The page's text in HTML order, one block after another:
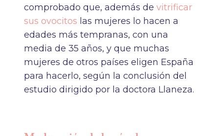
comprobado que, además de vitrificar
sus ovocitos las mujeres lo hacen a
edades más tempranas, con una
media de 35 años, y que muchas
mujeres de otros países eligen España
para hacerlo, según la conclusión del
estudio dirigido por la doctora Llaneza.